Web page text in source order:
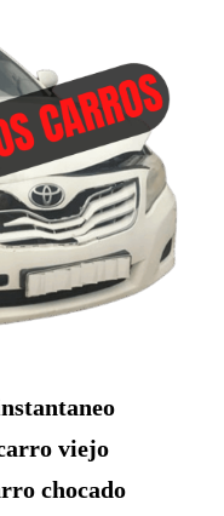
viejo
chocado